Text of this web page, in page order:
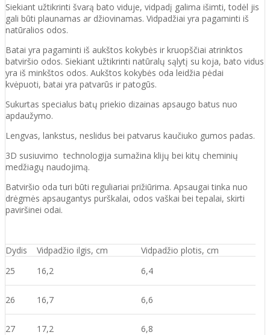
Siekiant užtikrinti švarą bato viduje, vidpadį galima išimti, todėl jis
gali būti plaunamas ar džiovinamas. Vidpadžiai yra pagaminti iš
natūralios odos.
Batai yra pagaminti iš aukštos kokybės ir kruopščiai atrinktos
batviršio odos. Siekiant užtikrinti natūralų sąlytį su koja, bato vidus
yra iš minkštos odos. Aukštos kokybės oda leidžia pėdai
kvėpuoti, batai yra patvarūs ir patogūs.
Sukurtas specialus batų priekio dizainas apsaugo batus nuo
apdaužymo.
Lengvas, lankstus, neslidus bei patvarus kaučiuko gumos padas.
3D susiuvimo technologija sumažina klijų bei kitų cheminių
medžiagų naudojimą.
Batviršio oda turi būti reguliariai prižiūrima. Apsaugai tinka nuo
drėgmės apsaugantys purškalai, odos vaškai bei tepalai, skirti
paviršinei odai.
Dydis Vidpadžio ilgis, cm
Vidpadžio plotis, cm
25
16,2 6,4
26 16,7 6,6
27 17,2 6,8